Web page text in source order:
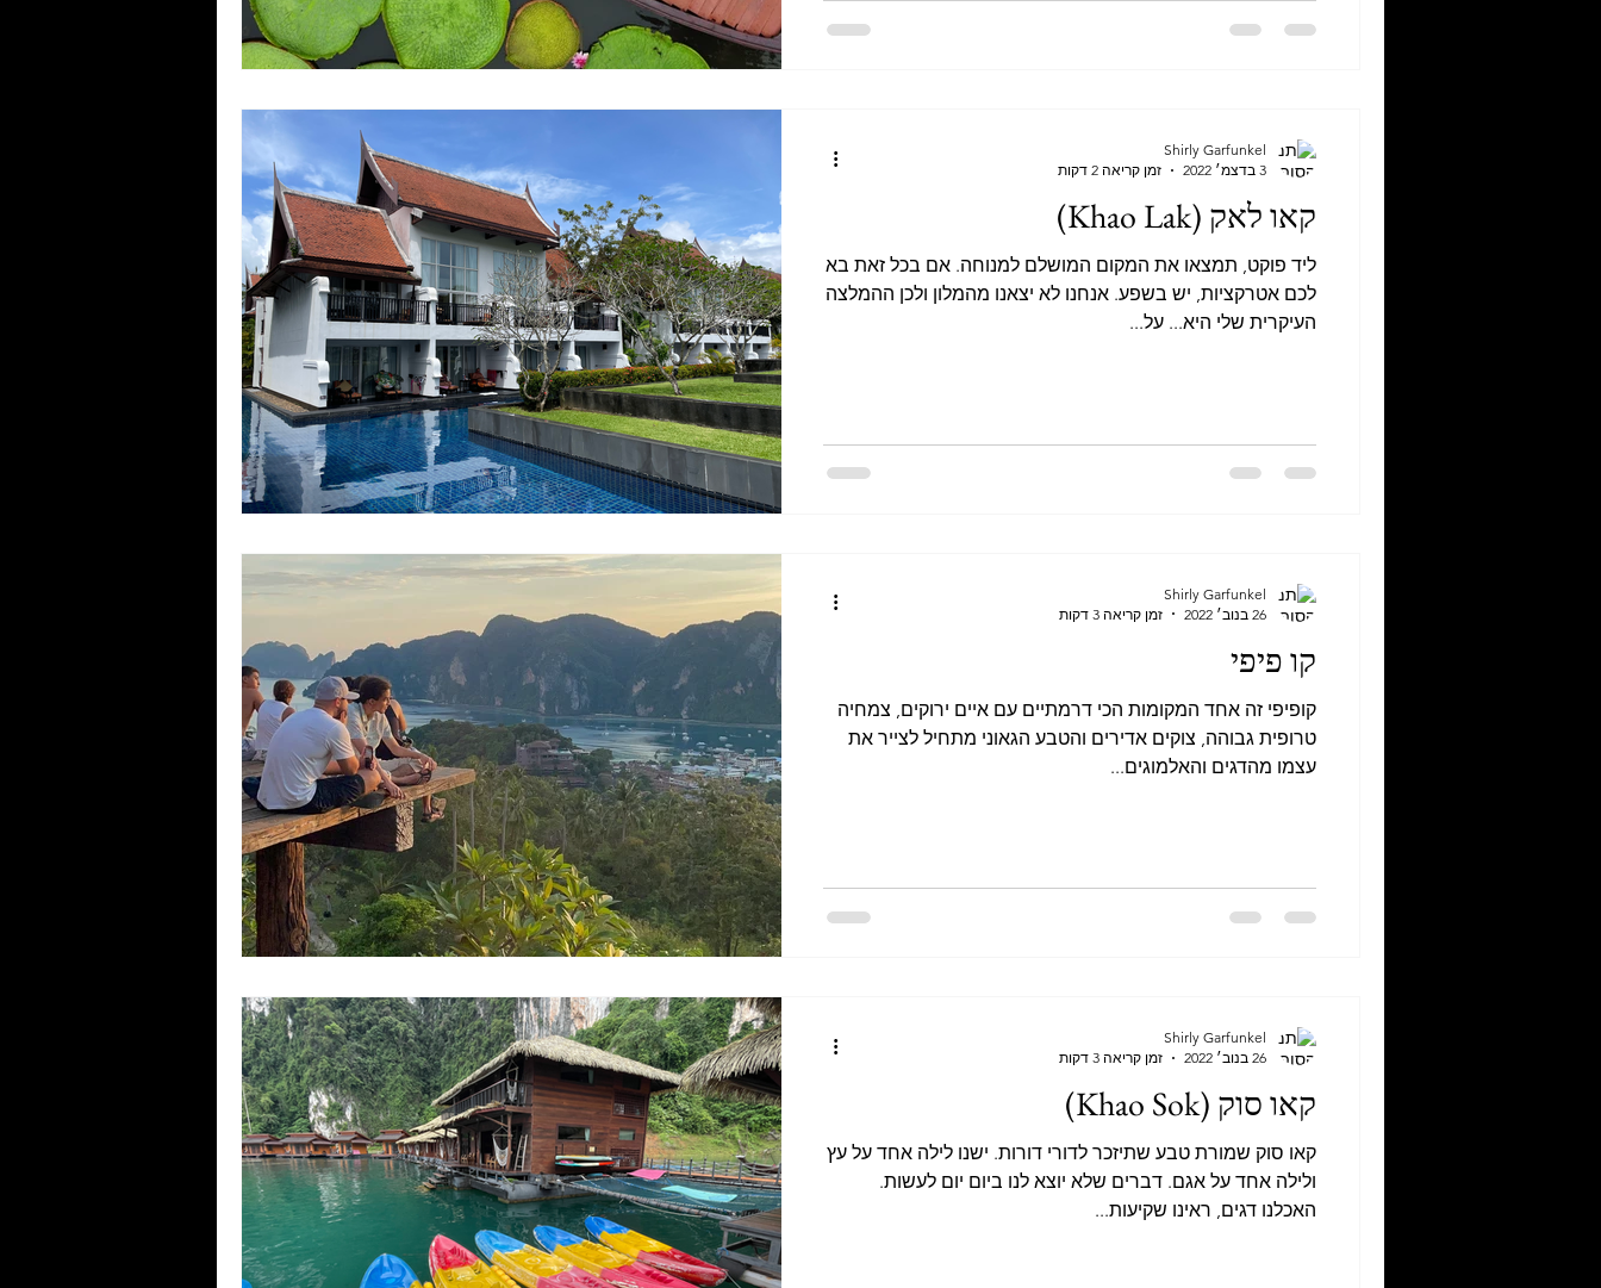
קאו לאק (Khao Lak)
ליד פוקט, תמצאו את המקום המושלם למנוחה. אם בכל זאת בא
לכם אטרקציות, יש בשפע. אנחנו לא יצאנו מהמלון ולכן ההמלצה
העיקרית שלי היא... על...
Shirly Garfunkel
3 בדצמ׳ 2022
זמן קריאה 2 דקות
קו פיפי
קופיפי זה אחד המקומות הכי דרמתיים עם איים ירוקים, צמחיה
טרופית גבוהה, צוקים אדירים והטבע הגאוני מתחיל לצייר את
עצמו מהדגים והאלמוגים...
Shirly Garfunkel
26 בנוב׳ 2022
זמן קריאה 3 דקות
קאו סוק (Khao Sok)
קאו סוק שמורת טבע שתיזכר לדורי דורות. ישנו לילה אחד על עץ
ולילה אחד על אגם. דברים שלא יוצא לנו ביום יום לעשות.
האכלנו דגים, ראינו שקיעות...
Shirly Garfunkel
26 בנוב׳ 2022
זמן קריאה 3 דקות